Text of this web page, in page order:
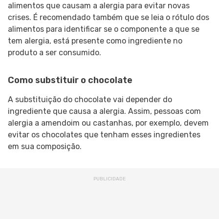
alimentos que causam a alergia para evitar novas
crises. É recomendado também que se leia o rótulo dos
alimentos para identificar se o componente a que se
tem alergia, está presente como ingrediente no
produto a ser consumido.
Como substituir o chocolate
A substituição do chocolate vai depender do
ingrediente que causa a alergia. Assim, pessoas com
alergia a amendoim ou castanhas, por exemplo, devem
evitar os chocolates que tenham esses ingredientes
em sua composição.